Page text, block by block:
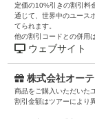
定価の10%引きの割引料
通じて、世界中のユース
てられます。
他の割引コードとの併用
ウェブサイト
株式会社オー
商品をご購入いただいた
割引金額はツアーにより